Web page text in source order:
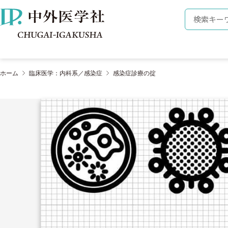
株式会社 中外医学社 検索キーワ
ホーム 臨床医学：内科系／感染症 感染症診療の掟